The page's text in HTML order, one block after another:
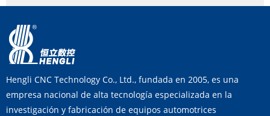
Hengli CNC Technology Co., Ltd., fundada en 2005, es una
empresa nacional de alta tecnología especializada en la
investigación y fabricación de equipos automotrices